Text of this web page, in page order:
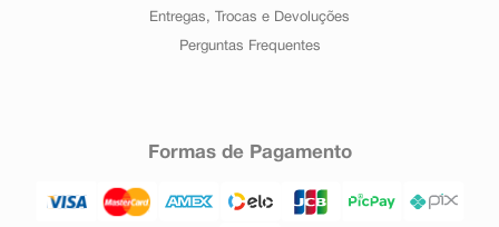
Entregas, Trocas e Devoluções
Perguntas Frequentes
Formas de Pagamento